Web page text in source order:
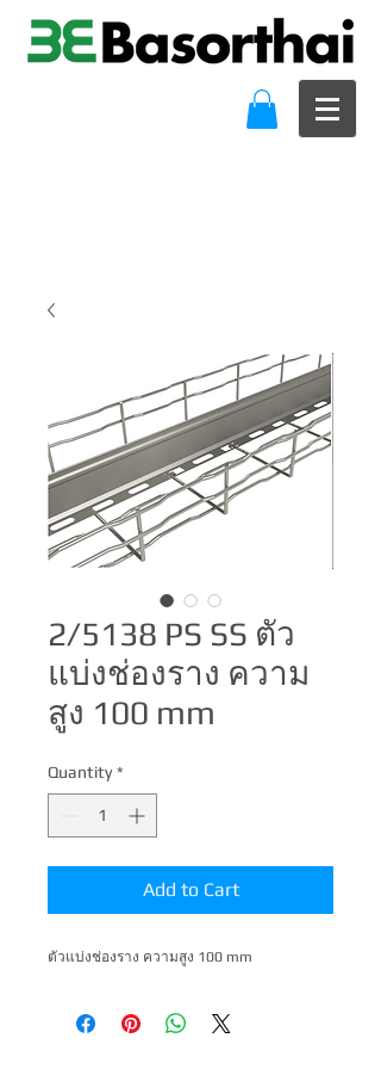
2/5138 PS SS ตัว
แบ่งช่องราง ความ
สูง 100 mm
Quantity *
Add to Cart
ตัวแบ่งช่องราง ความสูง 100 mm